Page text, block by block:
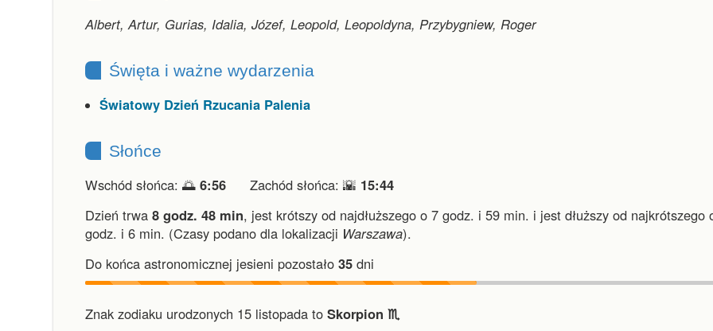
Albert, Artur, Gurias, Idalia, Józef, Leopold, Leopoldyna, Przybygniew, Roger
Święta i ważne wydarzenia
Światowy Dzień Rzucania Palenia
Słońce
Wschód słońca: 🌅 6:56 Zachód słońca: 🌇 15:44
Dzień trwa 8 godz. 48 min, jest krótszy od najdłuższego o 7 godz. i 59 min. i jest dłuższy od najkrótszego
godz. i 6 min. (Czasy podano dla lokalizacji Warszawa).
Do końca astronomicznej jesieni pozostało 35 dni
Znak zodiaku urodzonych 15 listopada to Skorpion ♏︎